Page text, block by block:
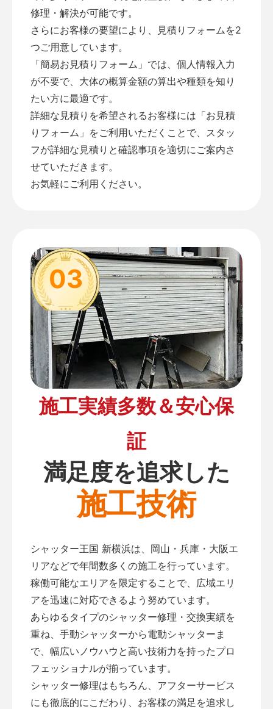
修理・解決が可能です。
さらにお客様の要望により、見積りフォームを2
つご用意しています。
「簡易お見積りフォーム 」では、個人情報入力
が不要で、大体の概算金額の算出や種類を知り
たい方に最適です。
詳細な見積りを希望されるお客様には「お見積
りフォーム 」をご利用いただくことで、スタッ
フが詳細な見積りと確認事項を適切にご案内さ
せていただきます。
お気軽にご利用ください。
03
施工実績多数＆安心保
証
満足度を追求した
施工技術
シャッター王国 新横浜は、岡山・兵庫・大阪エ
リアなどで年間数多くの施工を行っています。
稼働可能なエリアを限定することで、広域エリ
アを迅速に対応できるよう努めています。
あらゆるタイプのシャッター修理・交換実績を
重ね、手動シャッターから電動シャッターま
で、幅広いノウハウと高い技術力を持ったプロ
フェッショナルが揃っています。
シャッター修理はもちろん、アフターサービス
にも徹底的にこだわり、お客様の満足を追求し